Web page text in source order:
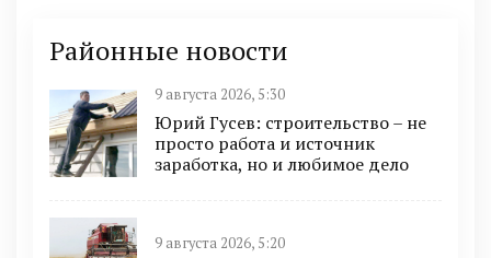
Районные новости
9 августа 2026, 5:30
Юрий Гусев: строительство – не
просто работа и источник
заработка, но и любимое дело
9 августа 2026, 5:20